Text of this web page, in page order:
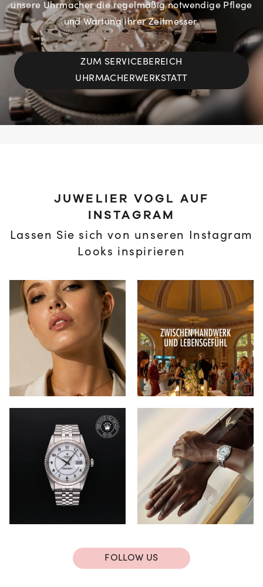
unsere Uhrmacher die regelmäßig notwendige Pflege
und Wartung Ihrer Zeitmesser.
ZUM SERVICEBEREICH
UHRMACHERWERKSTATT
JUWELIER VOGL AUF
INSTAGRAM
Lassen Sie sich von unseren Instagram
Looks inspirieren
FOLLOW US